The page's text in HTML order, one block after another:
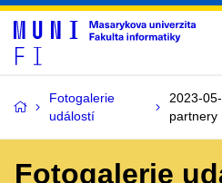
Fotogalerie
událostí
2023-
partnery
Fotogalerie